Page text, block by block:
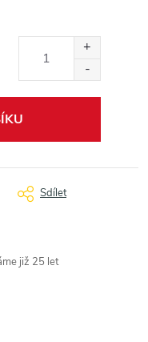
Sdílet
již 25 let